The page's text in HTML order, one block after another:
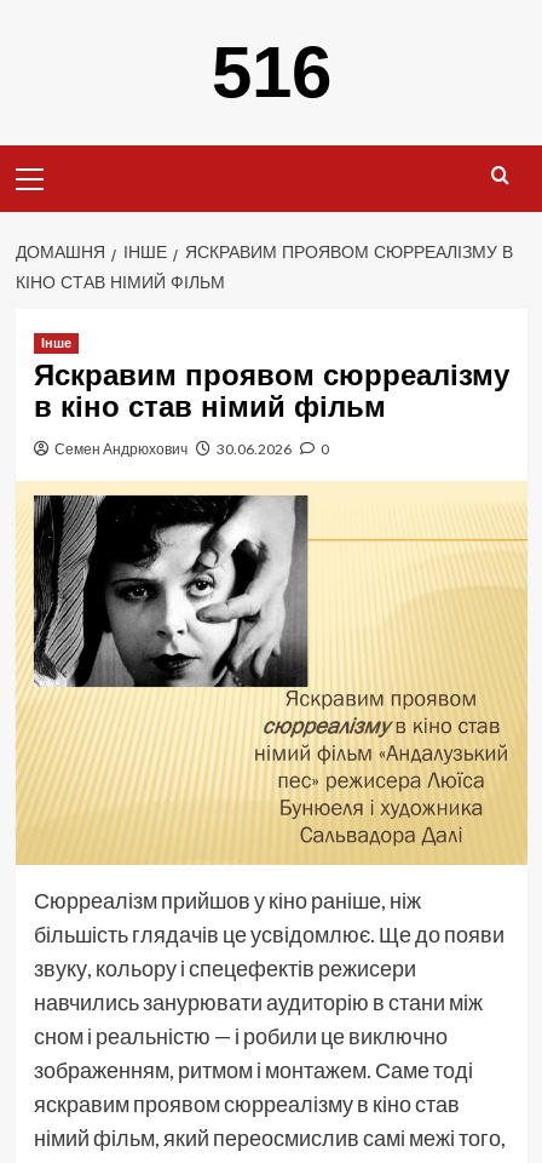
516
Menu
ДОМАШНЯ ІНШЕ
ЯСКРАВИМ ПРОЯВОМ СЮРРЕАЛІЗМУ В
КІНО СТАВ НІМИЙ ФІЛЬМ
Інше
Яскравим проявом сюрреалізму
в кіно став німий фільм
Семен Андрюхович 30.06.2026 0
Сюрреалізм прийшов у кіно раніше, ніж
більшість глядачів це усвідомлює. Ще до появи
звуку, кольору і спецефектів режисери
навчились занурювати аудиторію в стани між
сном і реальністю — і робили це виключно
зображенням, ритмом і монтажем. Саме тоді
яскравим проявом сюрреалізму в кіно став
німий фільм, який переосмислив самі межі того,